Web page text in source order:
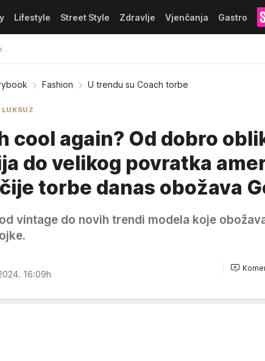
Lifestyle Street Style Zdravlje Vjenčanja Gastro
Fashion U trendu su Coach torbe
cool again? Od dobro
do velikog povratka
torbe danas obožava
vintage do novih trendi modela koje
16:09h